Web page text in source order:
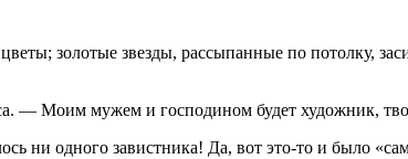
золотые звезды, рассыпанные по потолку,
— Моим мужем и господином будет художник,
ни одного завистника! Да, вот это-то и было